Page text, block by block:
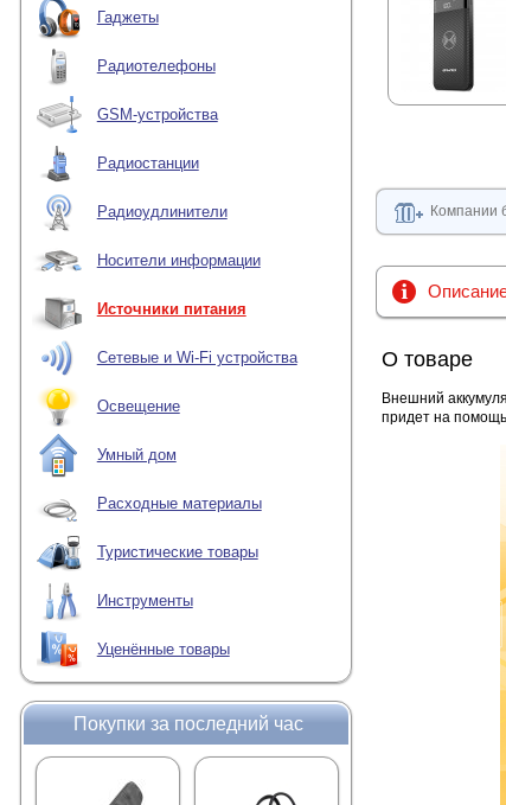
Гаджеты
Радиотелефоны
GSM-устройства
Радиостанции
Радиоудлинители
Носители информации
Источники питания
Сетевые и Wi-Fi устройства
Освещение
Умный дом
Расходные материалы
Туристические товары
Инструменты
Уценённые товары
Покупки за последний час
Компании
О товаре
Внешний
придет на